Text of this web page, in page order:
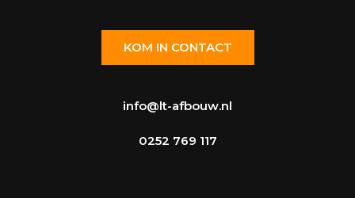
KOM IN CONTACT
info@lt-afbouw.nl
0252 769 117